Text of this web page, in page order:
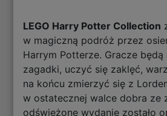
LEGO Harry Potter Collection
w magiczną podróż przez
Harrym Potterze. Gracze
zagadki, uczyć się zaklęć,
na końcu zmierzyć się z
w ostatecznej walce dobra ze
odświeżone wydanie zostało